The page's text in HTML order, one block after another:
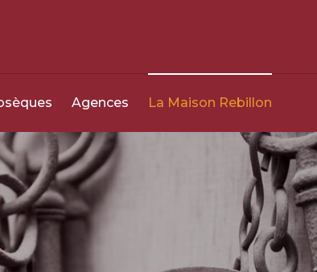
Agences La Maison Rebillon